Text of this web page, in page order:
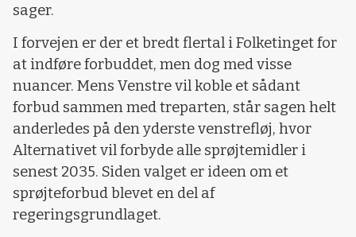
sager.
I forvejen er der et bredt flertal i Folketinget for
at indføre forbuddet, men dog med visse
nuancer. Mens Venstre vil koble et sådant
forbud sammen med treparten, står sagen helt
anderledes på den yderste venstrefløj, hvor
Alternativet vil forbyde alle sprøjtemidler i
senest 2035. Siden valget er ideen om et
sprøjteforbud blevet en del af
regeringsgrundlaget.